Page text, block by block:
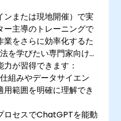
または現地開催）で実
ー主導のトレーニングで
をさらに効率化するた
を学びたい専門家向けに
が習得できます：
組みやデータサイエン
用範囲を明確に理解でき
ロセスでChatGPTを能動